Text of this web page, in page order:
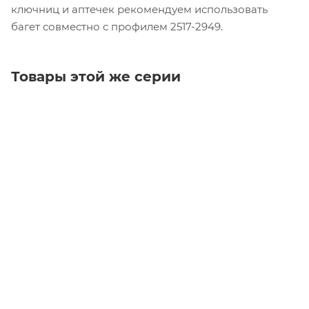
ключниц и аптечек рекомендуем использовать
багет совместно с профилем 2517-2949.
Товары этой же серии